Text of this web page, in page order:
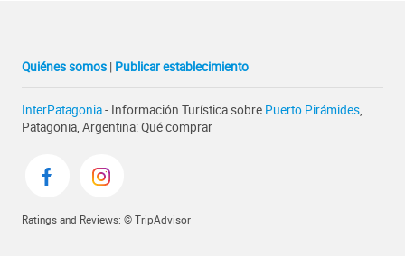
Quiénes somos | Publicar establecimiento
InterPatagonia- Información Turística sobre Puerto Pirámides,
Patagonia, Argentina: Qué comprar
Ratings and Reviews: © TripAdvisor